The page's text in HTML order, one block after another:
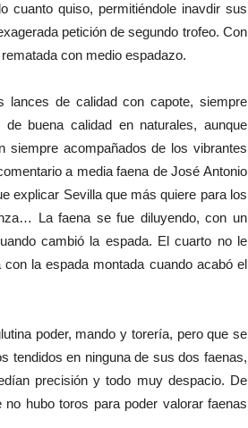
cuanto quiso, permitiéndole inavdir sus
petición de segundo trofeo. Con
con medio espadazo.
lances de calidad con capote, siempre
buena calidad en naturales, aunque
siempre acompañados de los vibrantes
a media faena de José Antonio
explicar Sevilla que más quiere para los
La faena se fue diluyendo, con un
cambió la espada. El cuarto no le
la espada montada cuando acabó el
poder, mando y torería, pero que se
tendidos en ninguna de sus dos faenas,
precisión y todo muy despacio. De
hubo toros para poder valorar faenas